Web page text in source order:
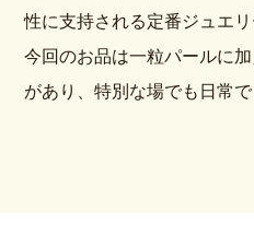
性に支持される定番ジュエリ
今回のお品は一粒パールに
があり、特別な場でも日常